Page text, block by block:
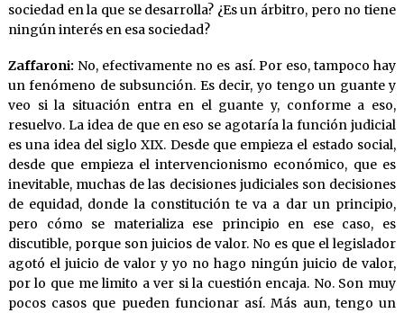
sociedad en la que se desarrolla? ¿Es un árbitro, pero no tiene
ningún interés en esa sociedad?
Zaffaroni: No, efectivamente no es así. Por eso, tampoco hay
un fenómeno de subsunción. Es decir, yo tengo un guante y
veo si la situación entra en el guante y, conforme a eso,
resuelvo. La idea de que en eso se agotaría la función judicial
es una idea del siglo XIX. Desde que empieza el estado social,
desde que empieza el intervencionismo económico, que es
inevitable, muchas de las decisiones judiciales son decisiones
de equidad, donde la constitución te va a dar un principio,
pero cómo se materializa ese principio en ese caso, es
discutible, porque son juicios de valor. No es que el legislador
agotó el juicio de valor y yo no hago ningún juicio de valor,
por lo que me limito a ver si la cuestión encaja. No. Son muy
pocos casos que pueden funcionar así. Más aun, tengo un